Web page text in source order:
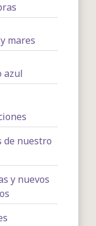
mares
azul
de nuestro
y nuevos